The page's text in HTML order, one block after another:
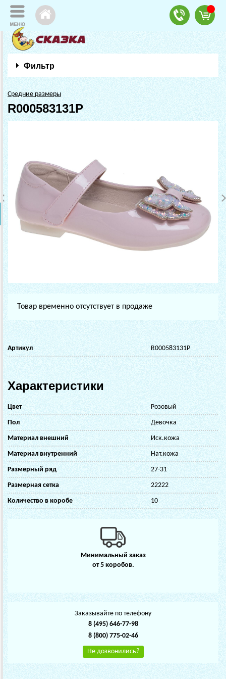
Фильтр
Средние размеры
R000583131P
Товар временно отсутствует в продаже
Артикул R000583131P
Характеристики
Цвет Розовый
Пол Девочка
Материал внешний Иск.кожа
Материал внутренний Нат.кожа
Размерный ряд 27-31
Размерная сетка 22222
Количество в коробе 10
Минимальный заказ
от 5 коробов.
Заказывайте по телефону
8 (495) 646-77-98
8 (800) 775-02-46
Не дозвонились?